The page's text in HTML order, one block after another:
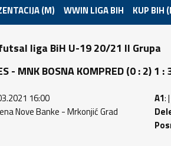
(M) WWIN LIGA BIH KUP BIH
liga BiH U-19 20/21 II Grupa
- MNK BOSNA KOMPRED (0 : 2) 1 :
16:00
Nove Banke - Mrkonjić Grad
A1: